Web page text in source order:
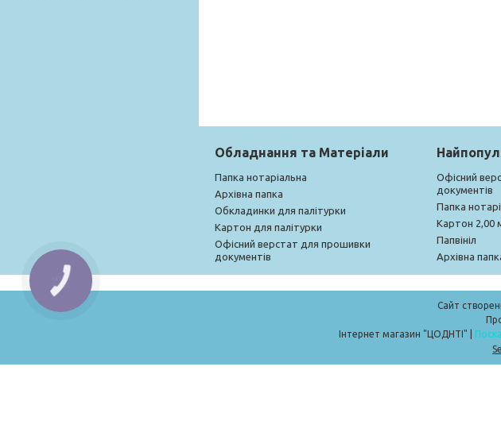
Обладнання та Матеріали
Папка нотаріальна
Архівна папка
Обкладинки для палітурки
Картон для палітурки
Офісний верстат для прошивки
документів
Офісний
документів
Папка
Картон 2,00
Папвініл
Архівна
Сайт
КНОПКА
ЗВ'ЯЗКУ